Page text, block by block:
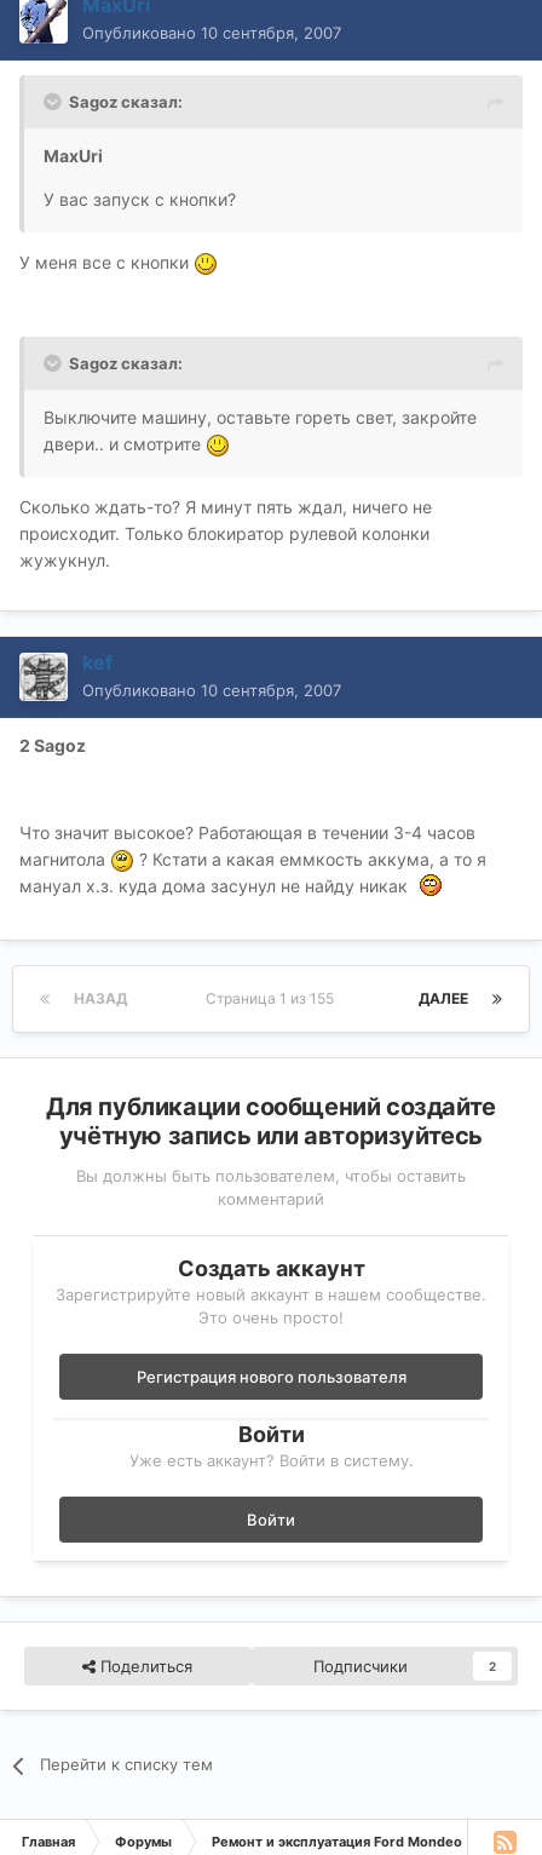
Опубликовано 10 сентября, 2007
Sagoz сказал:
MaxUri
У вас запуск с кнопки?
У меня все с кнопки
Sagoz сказал:
Выключите машину, оставьте гореть свет, закройте
двери.. и смотрите
Сколько ждать-то? Я минут пять ждал, ничего не
происходит. Только блокиратор рулевой колонки
жужукнул.
kef
Опубликовано 10 сентября, 2007
2 Sagoz
Что значит высокое? Работающая в течении 3-4 часов
магнитола
? Кстати а какая еммкость аккума, а то я
мануал х.з. куда дома засунул не найду никак
НАЗАД ДАЛЕЕ
Страница 1 из 155
Для публикации сообщений создайте
учётную запись или авторизуйтесь
Вы должны быть пользователем, чтобы оставить
комментарий
Создать аккаунт
Зарегистрируйте новый аккаунт в нашем сообществе.
Это очень просто!
Регистрация нового пользователя
Войти
Уже есть аккаунт? Войти в систему.
Войти
Поделиться Подписчики 2
Перейти к списку тем
Главная Форумы Ремонт и эксплуатация Ford Mondeo